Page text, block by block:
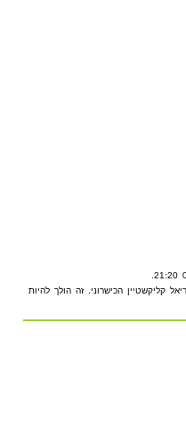
קליקשטיין הכישרוני. זה הולך להיות